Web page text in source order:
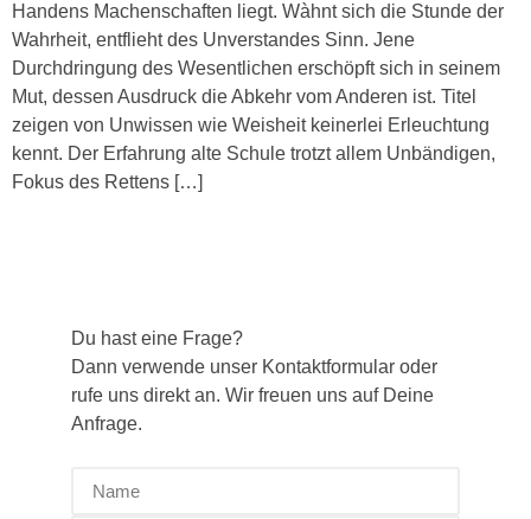
Handens Machenschaften liegt. Wàhnt sich die Stunde der
Wahrheit, entflieht des Unverstandes Sinn. Jene
Durchdringung des Wesentlichen erschöpft sich in seinem
Mut, dessen Ausdruck die Abkehr vom Anderen ist. Titel
zeigen von Unwissen wie Weisheit keinerlei Erleuchtung
kennt. Der Erfahrung alte Schule trotzt allem Unbändigen,
Fokus des Rettens […]
Du hast eine Frage?
Dann verwende unser Kontaktformular oder
rufe uns direkt an. Wir freuen uns auf Deine
Anfrage.